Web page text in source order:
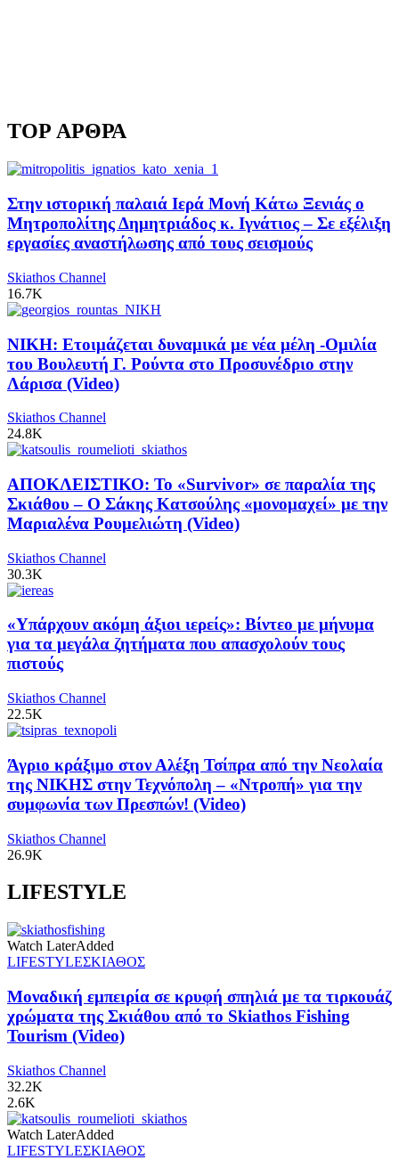
TOP ΑΡΘΡΑ
Στην ιστορική παλαιά Ιερά Μονή Κάτω Ξενιάς ο
Μητροπολίτης Δημητριάδος κ. Ιγνάτιος – Σε εξέλιξη
εργασίες αναστήλωσης από τους σεισμούς
Skiathos Channel
16.7K
ΝΙΚΗ: Ετοιμάζεται δυναμικά με νέα μέλη -Ομιλία
του Βουλευτή Γ. Ρούντα στο Προσυνέδριο στην
Λάρισα (Video)
Skiathos Channel
24.8K
ΑΠΟΚΛΕΙΣΤΙΚΟ: Το «Survivor» σε παραλία της
Σκιάθου – Ο Σάκης Κατσούλης «μονομαχεί» με την
Μαριαλένα Ρουμελιώτη (Video)
Skiathos Channel
30.3K
«Υπάρχουν ακόμη άξιοι ιερείς»: Βίντεο με μήνυμα
για τα μεγάλα ζητήματα που απασχολούν τους
πιστούς
Skiathos Channel
22.5K
Άγριο κράξιμο στον Αλέξη Τσίπρα από την Νεολαία
της ΝΙΚΗΣ στην Τεχνόπολη – «Ντροπή» για την
συμφωνία των Πρεσπών! (Video)
Skiathos Channel
26.9K
LIFESTYLE
Watch LaterAdded
LIFESTYLEΣΚΙΑΘΟΣ
Μοναδική εμπειρία σε κρυφή σπηλιά με τα τιρκουάζ
χρώματα της Σκιάθου από το Skiathos Fishing
Tourism (Video)
Skiathos Channel
32.2K
2.6K
Watch LaterAdded
LIFESTYLEΣΚΙΑΘΟΣ